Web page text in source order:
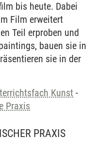
bis heute. Dabei
Film erweitert
Teil erproben und
bauen sie in
sie in der
Kunst -
Praxis
PRAXIS